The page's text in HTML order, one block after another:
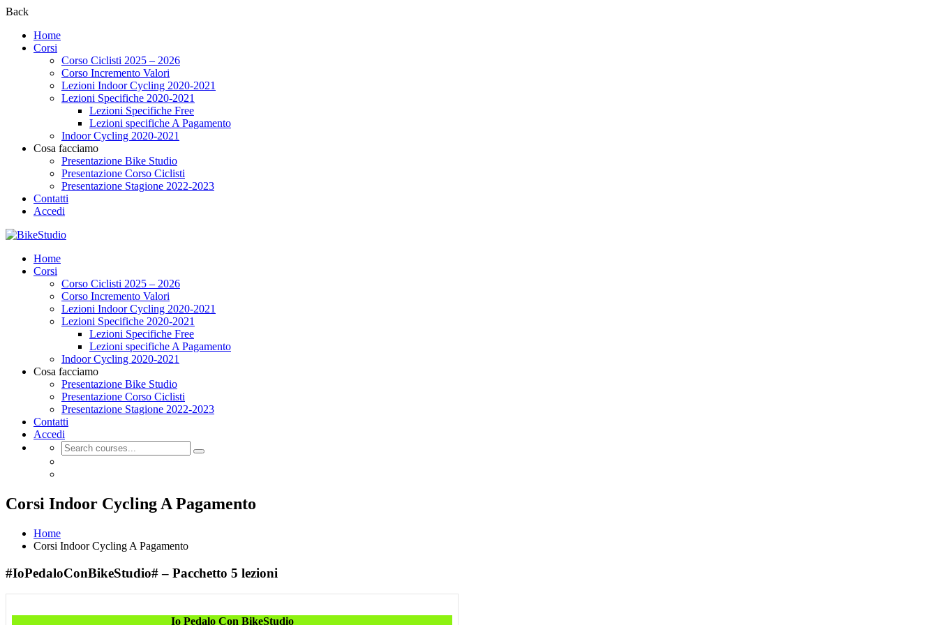
Back
Home
Corsi
Corso Ciclisti 2025 – 2026
Corso Incremento Valori
Lezioni Indoor Cycling 2020-2021
Lezioni Specifiche 2020-2021
Lezioni Specifiche Free
Lezioni specifiche A Pagamento
Indoor Cycling 2020-2021
Cosa facciamo
Presentazione Bike Studio
Presentazione Corso Ciclisti
Presentazione Stagione 2022-2023
Contatti
Accedi
Home
Corsi
Corso Ciclisti 2025 – 2026
Corso Incremento Valori
Lezioni Indoor Cycling 2020-2021
Lezioni Specifiche 2020-2021
Lezioni Specifiche Free
Lezioni specifiche A Pagamento
Indoor Cycling 2020-2021
Cosa facciamo
Presentazione Bike Studio
Presentazione Corso Ciclisti
Presentazione Stagione 2022-2023
Contatti
Accedi
Corsi Indoor Cycling A Pagamento
Home
Corsi Indoor Cycling A Pagamento
#IoPedaloConBikeStudio# – Pacchetto 5 lezioni
Io Pedalo Con BikeStudio